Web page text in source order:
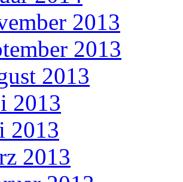
2013
2013
2013
2013
2013
2013